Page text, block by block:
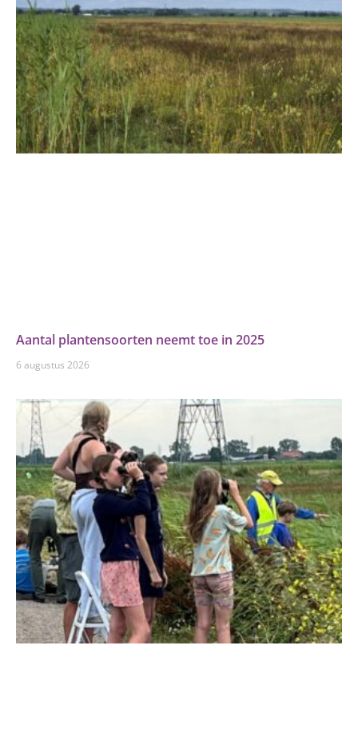
Aantal plantensoorten neemt toe in 2025
6 augustus 2026